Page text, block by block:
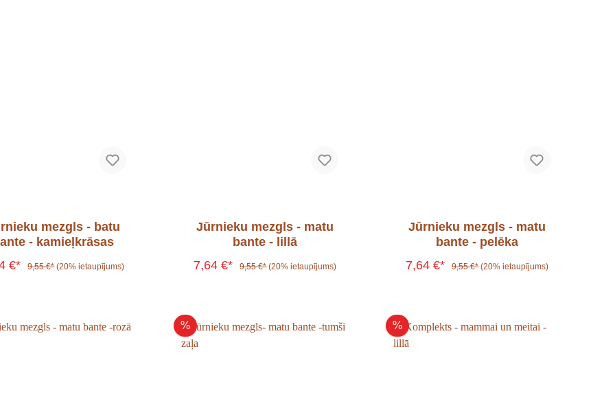
mezgls - batu
- kamieļkrāsas
€*
9,55 €* (20% ietaupījums)
Jūrnieku mezgls - matu
bante - lillā
7,64 €*
9,55 €* (20% ietaupījums)
Jūrnieku mezgls - matu
bante - pelēka
7,64 €*
9,55 €* (20% ietaupījums)
% %